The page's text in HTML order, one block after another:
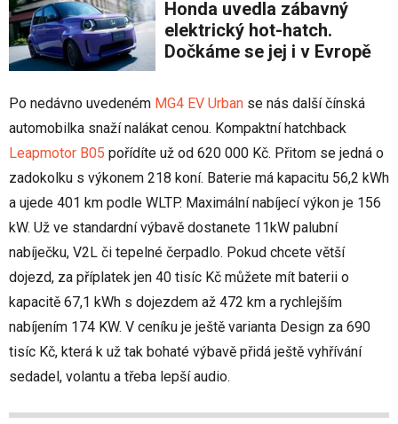
Honda uvedla zábavný
elektrický hot-hatch.
Dočkáme se jej i v Evropě
Po nedávno uvedeném MG4 EV Urban se nás další čínská
automobilka snaží nalákat cenou. Kompaktní hatchback
Leapmotor B05 pořídíte už od 620 000 Kč. Přitom se jedná o
zadokolku s výkonem 218 koní. Baterie má kapacitu 56,2 kWh
a ujede 401 km podle WLTP. Maximální nabíjecí výkon je 156
kW. Už ve standardní výbavě dostanete 11kW palubní
nabíječku, V2L či tepelné čerpadlo. Pokud chcete větší
dojezd, za příplatek jen 40 tisíc Kč můžete mít baterii o
kapacitě 67,1 kWh s dojezdem až 472 km a rychlejším
nabíjením 174 KW. V ceníku je ještě varianta Design za 690
tisíc Kč, která k už tak bohaté výbavě přidá ještě vyhřívání
sedadel, volantu a třeba lepší audio.